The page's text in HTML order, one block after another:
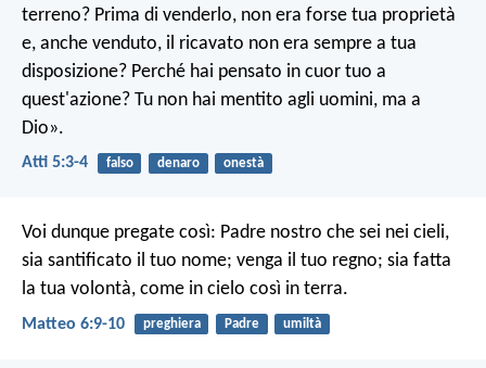
terreno? Prima di venderlo, non era forse tua proprietà
e, anche venduto, il ricavato non era sempre a tua
disposizione? Perché hai pensato in cuor tuo a
quest'azione? Tu non hai mentito agli uomini, ma a
Dio».
Atti 5:3-4 falso denaro onestà
Voi dunque pregate così: Padre nostro che sei nei cieli,
sia santificato il tuo nome; venga il tuo regno; sia fatta
la tua volontà, come in cielo così in terra.
Matteo 6:9-10 preghiera Padre umiltà